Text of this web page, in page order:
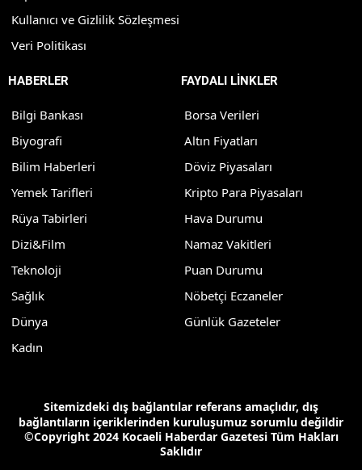
Kullanıcı ve Gizlilik Sözleşmesi
Veri Politikası
HABERLER
Bilgi Bankası
Biyografi
Bilim Haberleri
Yemek Tarifleri
Rüya Tabirleri
Dizi&Film
Teknoloji
Sağlık
Dünya
Kadın
FAYDALI LİNKLER
Borsa Verileri
Altın Fiyatları
Döviz Piyasaları
Kripto Para Piyasaları
Hava Durumu
Namaz Vakitleri
Puan Durumu
Nöbetçi Eczaneler
Günlük Gazeteler
Sitemizdeki dış bağlantılar referans amaçlıdır, dış
bağlantıların içeriklerinden kuruluşumuz sorumlu değildir
©Copyright 2024 Kocaeli Haberdar Gazetesi Tüm Hakları
Saklıdır